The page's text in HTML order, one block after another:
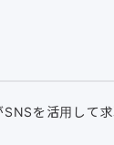
SNSを活用して